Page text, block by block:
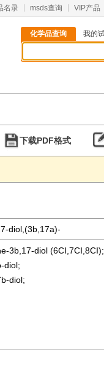
名录 msds查询 VIP产品
化学品查询 我的
下载PDF格式
diol,(3b,17a)-
3b,17-diol (6CI,7CI,8CI);
diol;
diol;